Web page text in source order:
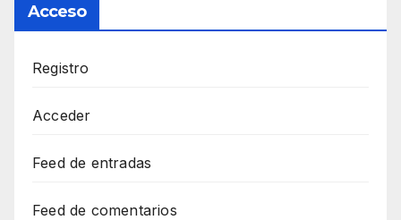
Acceso
Registro
Acceder
Feed de entradas
Feed de comentarios